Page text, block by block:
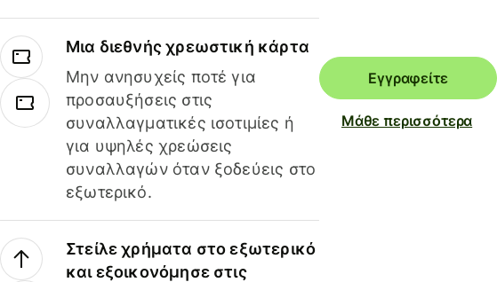
Μια διεθνής χρεωστική κάρτα
Μην ανησυχείς ποτέ για
προσαυξήσεις στις
συναλλαγματικές ισοτιμίες ή
για υψηλές χρεώσεις
συναλλαγών όταν ξοδεύεις στο
εξωτερικό.
Στείλε χρήματα στο εξωτερικό
και εξοικονόμησε στις
Εγγραφείτε
Μάθε περισσότερα